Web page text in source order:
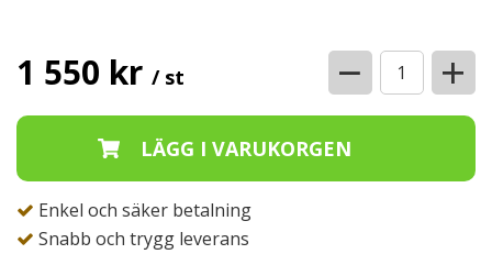
1 550 kr / st − +
Enkel och säker betalning
Snabb och trygg leverans